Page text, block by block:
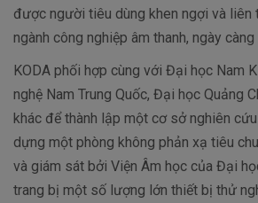
được người tiêu dùng khen ngợi và liên
ngành công nghiệp âm thanh, ngày
KODA phối hợp cùng với Đại học Nam
nghệ Nam Trung Quốc, Đại học Quảng
khác để thành lập một cơ sở nghiên
dựng một phòng không phản xạ tiêu
và giám sát bởi Viện Âm học của Đại
trang bị một số lượng lớn thiết bị thử